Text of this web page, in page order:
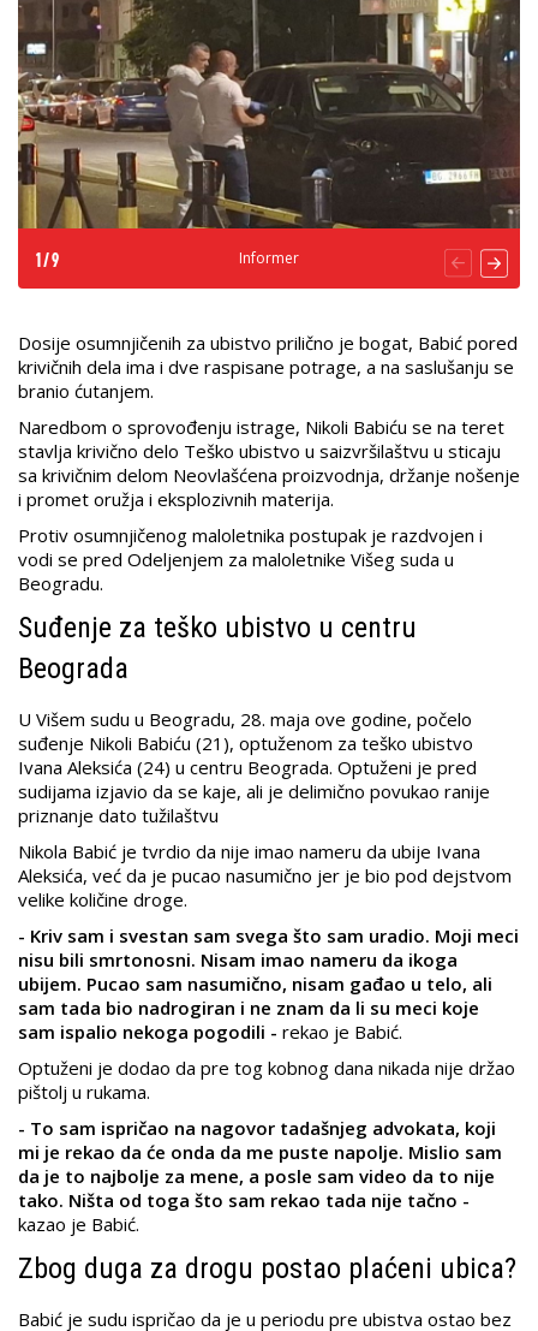
Informer
1 /9
Dosije osumnjičenih za ubistvo prilično je bogat, Babić pored
krivičnih dela ima i dve raspisane potrage, a na saslušanju se
branio ćutanjem.
Naredbom o sprovođenju istrage, Nikoli Babiću se na teret
stavlja krivično delo Teško ubistvo u saizvršilaštvu u sticaju
sa krivičnim delom Neovlašćena proizvodnja, držanje nošenje
i promet oružja i eksplozivnih materija.
Protiv osumnjičenog maloletnika postupak je razdvojen i
vodi se pred Odeljenjem za maloletnike Višeg suda u
Beogradu.
Suđenje za teško ubistvo u centru
Beograda
U Višem sudu u Beogradu, 28. maja ove godine, počelo
suđenje Nikoli Babiću (21), optuženom za teško ubistvo
Ivana Aleksića (24) u centru Beograda. Optuženi je pred
sudijama izjavio da se kaje, ali je delimično povukao ranije
priznanje dato tužilaštvu
Nikola Babić je tvrdio da nije imao nameru da ubije Ivana
Aleksića, već da je pucao nasumično jer je bio pod dejstvom
velike količine droge.
- Kriv sam i svestan sam svega što sam uradio. Moji meci
nisu bili smrtonosni. Nisam imao nameru da ikoga
ubijem. Pucao sam nasumično, nisam gađao u telo, ali
sam tada bio nadrogiran i ne znam da li su meci koje
sam ispalio nekoga pogodili - rekao je Babić.
Optuženi je dodao da pre tog kobnog dana nikada nije držao
pištolj u rukama.
- To sam ispričao na nagovor tadašnjeg advokata, koji
mi je rekao da će onda da me puste napolje. Mislio sam
da je to najbolje za mene, a posle sam video da to nije
tako. Ništa od toga što sam rekao tada nije tačno -
kazao je Babić.
Zbog duga za drogu postao plaćeni ubica?
Babić je sudu ispričao da je u periodu pre ubistva ostao bez